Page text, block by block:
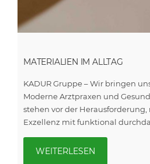
MATERIALIEN IM ALLTAG
KADUR Gruppe – Wir bringen
Moderne Arztpraxen und
stehen vor der
Exzellenz mit funktional
WEITERLESEN